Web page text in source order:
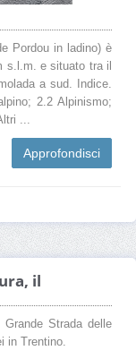
Pordou in ladino) è
s.l.m. e situato tra il
a sud. Indice.
2.2 Alpinismo;
...
Approfondisci
il
Strada delle
in Trentino.